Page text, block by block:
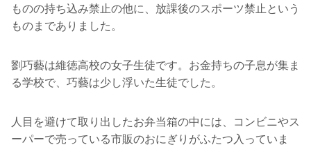
ものの持ち込み禁止の他に、放課後のスポーツ禁止という
ものまでありました。
劉巧藝は維徳高校の女子生徒です。お金持ちの子息が集ま
る学校で、巧藝は少し浮いた生徒でした。
人目を避けて取り出したお弁当箱の中には、コンビニやス
ーパーで売っている市販のおにぎりがふたつ入っていま